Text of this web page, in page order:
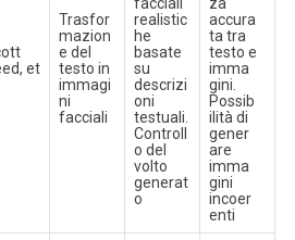
et
Trasfor
mazion
e del
testo in
immagi
ni
facciali
facciali
realistic
he
basate
su
descrizi
oni
testuali.
Controll
o del
volto
generat
o
za
accura
ta tra
testo e
imma
gini.
Possib
ilità di
gener
are
imma
gini
incoer
enti